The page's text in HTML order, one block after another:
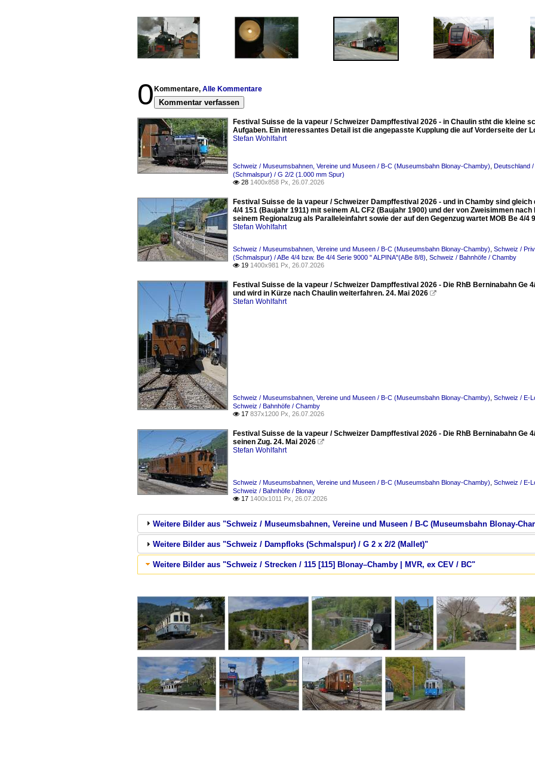
0 Kommentare, Alle Kommentare
Kommentar verfassen
Festival Suisse de la vapeur / Schweizer Dampffestival 2026 - in Chaulin stht die kleine
Aufgaben. Ein interessantes Detail ist die angepasste Kupplung die auf Vorderseite der
Stefan Wohlfahrt
Schweiz / Museumsbahnen, Vereine und Museen / B-C (Museumsbahn Blonay-Chamby) Deutschland
(Schmalspur) / G 2/2 (1.000 mm Spur)
 28 1400x858 Px, 26.07.2026
Festival Suisse de la vapeur / Schweizer Dampffestival 2026 - und in Chamby sind
4/4 151 (Baujahr 1911) mit seinem AL CF2 (Baujahr 1900) und der von Zweisimmen
seinem Regionalzug als Paralleleinfahrt sowie der auf den Gegenzug wartet MOB Be 4/
Stefan Wohlfahrt
Schweiz / Museumsbahnen, Vereine und Museen / B-C (Museumsbahn Blonay-Chamby) Schweiz /
(Schmalspur) / ABe 4/4 bzw. Be 4/4 Serie 9000 " ALPINA"(ABe 8/8) Schweiz / Bahnhöfe / Chamby
 19 1400x981 Px, 26.07.2026
Festival Suisse de la vapeur / Schweizer Dampffestival 2026 - Die RhB Berninabahn Ge
und wird in Kürze nach Chaulin weiterfahren. 24. Mai 2026 
Stefan Wohlfahrt
Schweiz / Museumsbahnen, Vereine und Museen / B-C (Museumsbahn Blonay-Chamby) Schweiz / E-
Schweiz / Bahnhöfe / Chamby
 17 837x1200 Px, 26.07.2026
Festival Suisse de la vapeur / Schweizer Dampffestival 2026 - Die RhB Berninabahn
seinen Zug. 24. Mai 2026 
Stefan Wohlfahrt
Schweiz / Museumsbahnen, Vereine und Museen / B-C (Museumsbahn Blonay-Chamby) Schweiz / E-
Schweiz / Bahnhöfe / Blonay
 17 1400x1011 Px, 26.07.2026
Weitere Bilder aus "Schweiz / Museumsbahnen, Vereine und Museen / B-C (Museumsbahn Blonay-
Weitere Bilder aus "Schweiz / Dampfloks (Schmalspur) / G 2 x 2/2 (Mallet)"
Weitere Bilder aus "Schweiz / Strecken / 115 [115] Blonay–Chamby | MVR, ex CEV / BC"